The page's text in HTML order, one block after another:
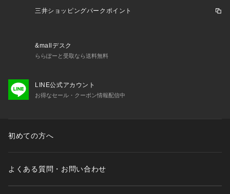
三井ショッピングパークポイント
&mallデスク
ららぽーと受取なら送料無料
LINE公式アカウント
お得なセール・クーポン情報配信中
初めての方へ
よくある質問・お問い合わせ